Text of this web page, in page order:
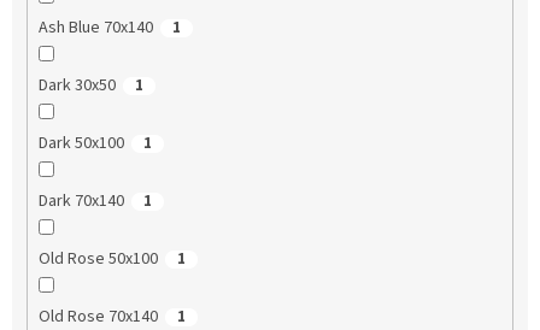
Ash Blue 70x140 1
Dark 30x50 1
Dark 50x100 1
Dark 70x140 1
Old Rose 50x100 1
Old Rose 70x140 1